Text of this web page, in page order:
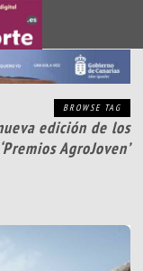
BROWSE TAG
edición de los
‘Premios AgroJoven’